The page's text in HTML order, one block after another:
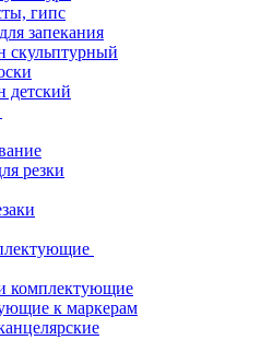
гипс
запекания
скульптурный
детский
резки
комплектующие
к маркерам